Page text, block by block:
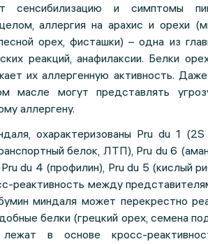
сенсибилизацию и симптомы
аллергия на арахис и орехи
орех, фисташки) – одна из
реакций, анафилаксии. Белки
их аллергенную активность.
масле могут представлять
аллергену.
охарактеризованы Pru du 1
белок, ЛТП), Pru du 6
du 4 (профилин), Pru du 5 (кислый
реактивность между
миндаля может перекрестно
белки (грецкий орех, семена
в основе кросс-